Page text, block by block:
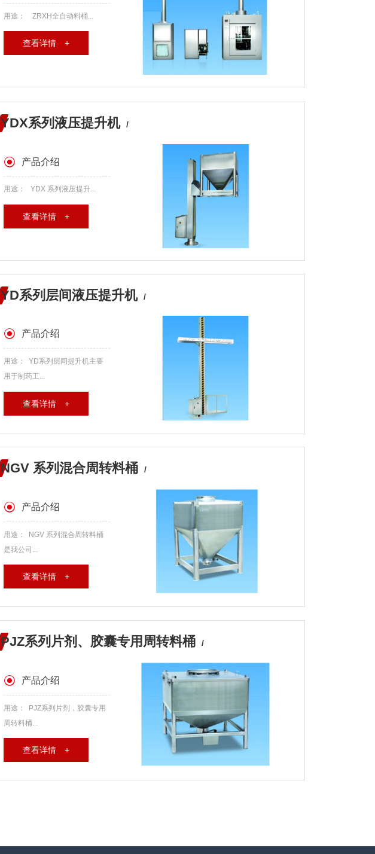
用途： ZRXH全自动料桶...
查看详情 +
YDX系列液压提升机 /
产品介绍
用途： YDX 系列液压提升...
查看详情 +
YD系列层间液压提升机 /
产品介绍
用途： YD系列层间提升机主要
用于制药工...
查看详情 +
NGV 系列混合周转料桶 /
产品介绍
用途： NGV 系列混合周转料桶
是我公司...
查看详情 +
PJZ系列片剂、胶囊专用周转料桶 /
产品介绍
用途： PJZ系列片剂，胶囊专用
周转料桶...
查看详情 +